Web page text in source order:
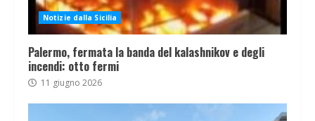
Notizie dalla Sicilia
Palermo, fermata la banda del kalashnikov e degli
incendi: otto fermi
11 giugno 2026